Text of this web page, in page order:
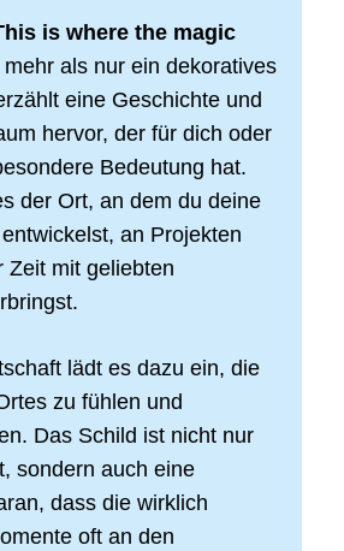
is where the magic
mehr als nur ein dekoratives
eine Geschichte und
hervor, der für dich oder
Bedeutung hat.
der Ort, an dem du deine
an Projekten
Zeit mit geliebten
lädt es dazu ein, die
zu fühlen und
Das Schild ist nicht nur
sondern auch eine
dass die wirklich
oft an den